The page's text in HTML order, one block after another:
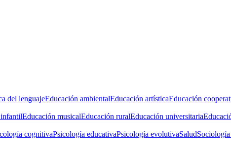
del lenguajeEducación ambientalEducación artísticaEducación
Educación musicalEducación ruralEducación universitaria
cognitivaPsicología educativaPsicología evolutivaSalud